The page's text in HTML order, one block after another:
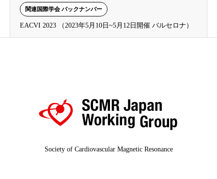
関連国際学会 バックナンバー
EACVI 2023 （2023年5月10日~5月12日開催 バルセロナ）
Society of Cardiovascular Magnetic Resonance